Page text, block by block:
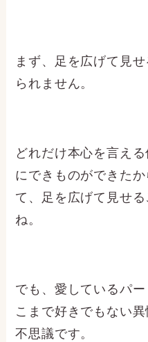
まず、足を広げて見
られません。
どれだけ本心を言え
にできものができた
て、足を広げて見せ
ね。
でも、愛しているパ
こまで好きでもない
不思議です。